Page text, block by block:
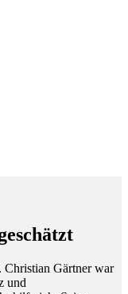
Gärtner war
und